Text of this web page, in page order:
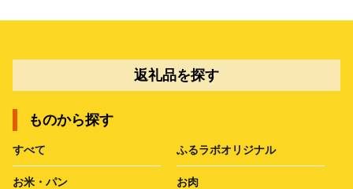
返礼品を探す
ものから探す
すべて ふるラボオリジナル
お米・パン お肉